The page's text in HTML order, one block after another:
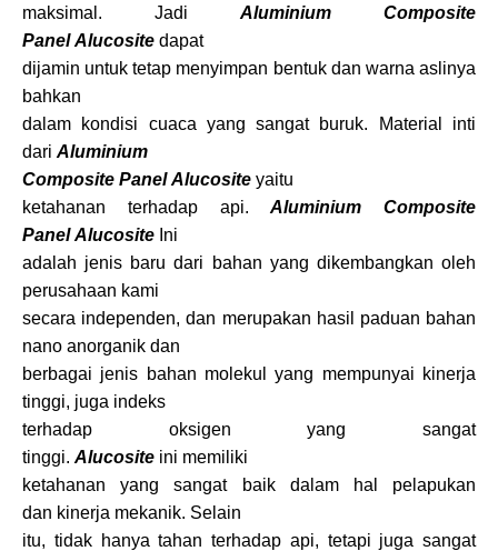
maksimal. Jadi Aluminium Composite
Panel Alucosite dapat
dijamin untuk tetap menyimpan bentuk dan warna aslinya
bahkan
dalam kondisi cuaca yang sangat buruk. Material inti
dari Aluminium
Composite Panel Alucosite yaitu
ketahanan terhadap api.Aluminium Composite
Panel Alucosite Ini
adalah jenis baru dari bahan yang dikembangkan oleh
perusahaan kami
secara independen, dan merupakan hasil paduan bahan
nano anorganik dan
berbagai jenis bahan molekul yang mempunyai kinerja
tinggi, juga indeks
terhadap oksigen yang sangat
tinggi. Alucosite ini memiliki
ketahanan yang sangat baik dalam hal pelapukan
dan kinerja mekanik. Selain
itu, tidak hanya tahan terhadap api, tetapi juga sangat